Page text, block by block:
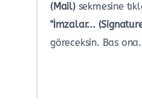
(Mail)sekmesine
"İmzalar...
göreceksin. Bas ona.